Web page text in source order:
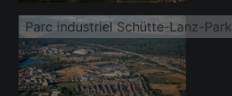
Parc industriel Schütte-Lanz-Park